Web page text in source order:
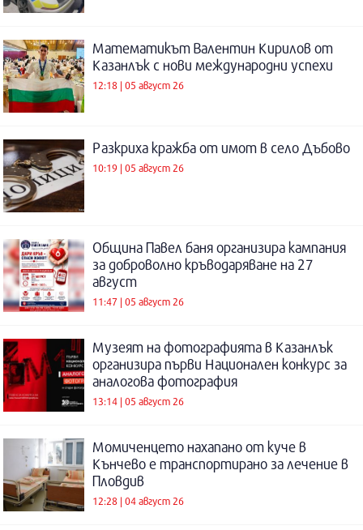
Математикът Валентин Кирилов от
Казанлък с нови международни успехи
12:18 | 05 август 26
Разкриха кражба от имот в село Дъбово
10:19 | 05 август 26
Община Павел баня организира кампания
за доброволно кръводаряване на 27
август
11:47 | 05 август 26
Музеят на фотографията в Казанлък
организира първи Национален конкурс за
аналогова фотография
13:14 | 05 август 26
Момиченцето нахапано от куче в
Кънчево е транспортирано за лечение в
Пловдив
12:28 | 04 август 26